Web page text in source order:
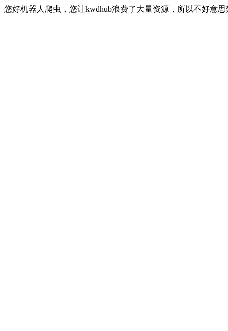
您好机器人爬虫，您让kwdhub浪费了大量资源，所以不好意